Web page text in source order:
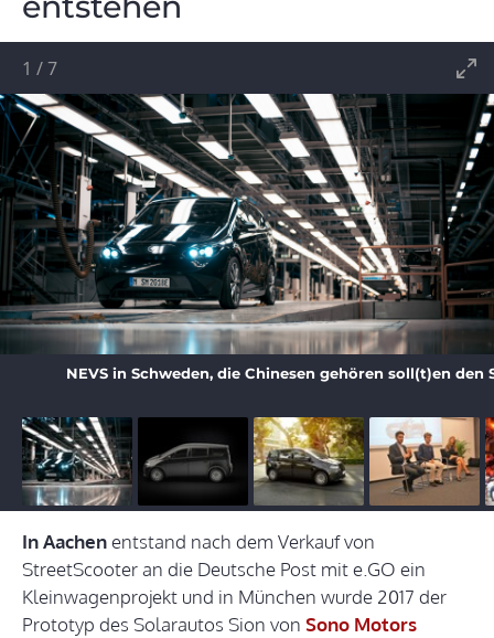
NEVS in Schweden, die Chinesen gehören soll(t)en den
1 /7
In Aachenentstand nach dem Verkauf von
StreetScooter an die Deutsche Post mit e.GO ein
Kleinwagenprojekt und in München wurde 2017 der
Prototyp des Solarautos Sion von Sono Motors